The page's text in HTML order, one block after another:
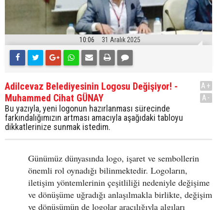
10:06 31 Aralık 2025
Adilcevaz Belediyesinin Logosu Değişiyor! -
Muhammed Cihat GÜNAY
Bu yazıyla, yeni logonun hazırlanması sürecinde
farkındalığımızın artması amacıyla aşağıdaki tabloyu
dikkatlerinize sunmak istedim.
A+
A-
Günümüz dünyasında logo, işaret ve sembollerin
önemli rol oynadığı bilinmektedir. Logoların,
iletişim yöntemlerinin çeşitliliği nedeniyle değişime
ve dönüşüme uğradığı anlaşılmakla birlikte, değişim
ve dönüşümün de logolar aracılığıyla algıları